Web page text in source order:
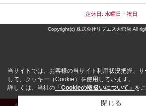
定休日: 水曜日・祝日
Copyright(c) 株式会社リブエス大館店 All
当サイトでは、お客様の当サイト利用状況把握、
して、クッキー（Cookie）を使用しています。
詳しくは、当社の 「Cookieの取扱いについて」 を
閉じる